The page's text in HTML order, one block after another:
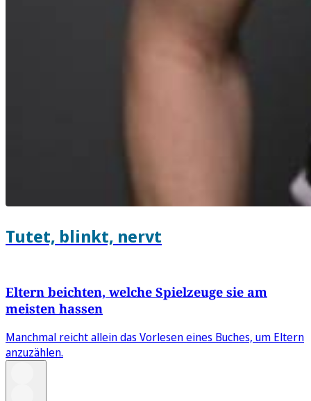
Tutet, blinkt, nervt
Eltern beichten, welche Spielzeuge sie am
meisten hassen
Manchmal reicht allein das Vorlesen eines Buches, um Eltern
anzuzählen.